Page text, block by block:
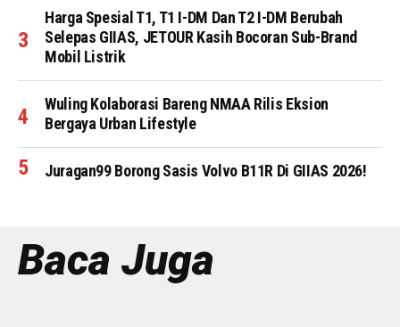
Harga Spesial T1, T1 I-DM Dan T2 I-DM Berubah
Selepas GIIAS, JETOUR Kasih Bocoran Sub-Brand
Mobil Listrik
Wuling Kolaborasi Bareng NMAA Rilis Eksion
Bergaya Urban Lifestyle
Juragan99 Borong Sasis Volvo B11R Di GIIAS 2026!
Baca Juga